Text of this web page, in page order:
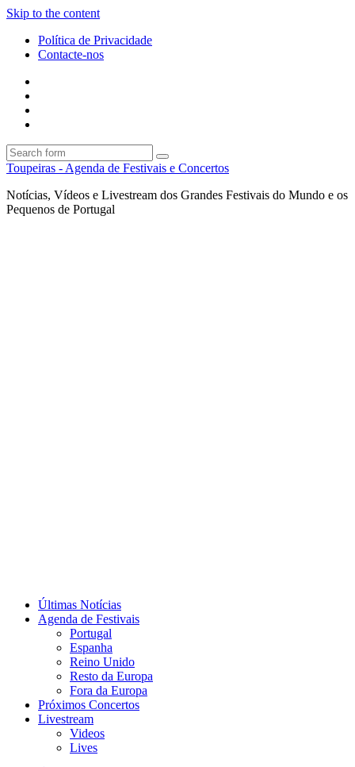
Skip to the content
Política de Privacidade
Contacte-nos
Search
Toupeiras - Agenda de Festivais e Concertos
Notícias, Vídeos e Livestream dos Grandes Festivais do Mundo e os
Pequenos de Portugal
Últimas Notícias
Agenda de Festivais
Portugal
Espanha
Reino Unido
Resto da Europa
Fora da Europa
Próximos Concertos
Livestream
Videos
Lives